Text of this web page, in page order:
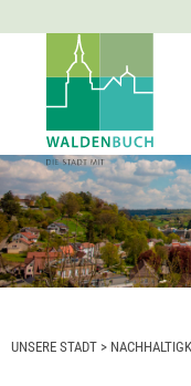
UNSERE STADT >